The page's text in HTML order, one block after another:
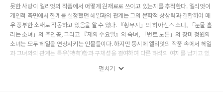
못한 사랑이 엘리엇의 작품에서 어떻게 원재료로 쓰이고 있는지를 추적한다. 엘리엇이
개인적 측면에서 한계를 설정했던 헤일과의 관계는 그의 문학적 상상력과 결합하여 매
우 풍부한 소재로 작동하고 있음을 알 수 있다. 『황무지』의 히아신스 소녀, 「눈물 흘
리는 소녀」의 주인공, 그리고 『재의 수요일』의 숙녀, 「번트 노튼」의 장미 정원의
소녀는 모두 헤일을 연상시키는 인물들이다. 하지만 동시에 엘리엇의 작품 속에서 헤일
과 그녀와의 관계는 특유(特有)함과 구체성을 결여하여 다른 해석의 여지를 남기고 있
펼치기